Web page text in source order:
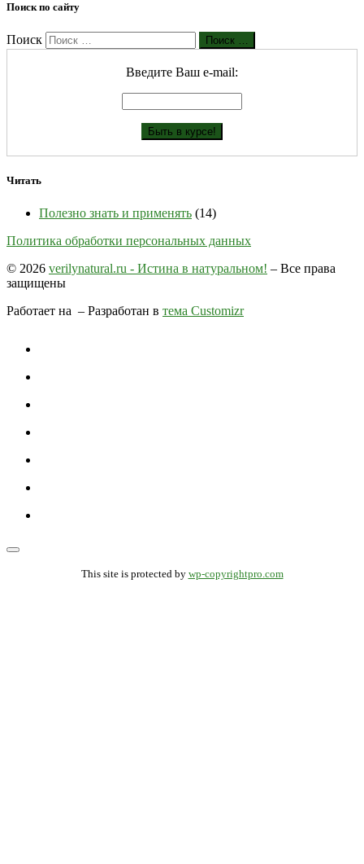
Поиск по сайту
Поиск Поиск …
Введите Ваш е-mail:
Читать
Полезно знать и применять (14)
Политика обработки персональных данных
© 2026 verilynatural.ru - Истина в натуральном! – Все права
защищены
Работает на – Разработан в тема Customizr
This site is protected by wp-copyrightpro.com